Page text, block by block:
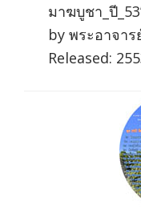
มาฆบูชา_ปี
by พระอาจา
Released: